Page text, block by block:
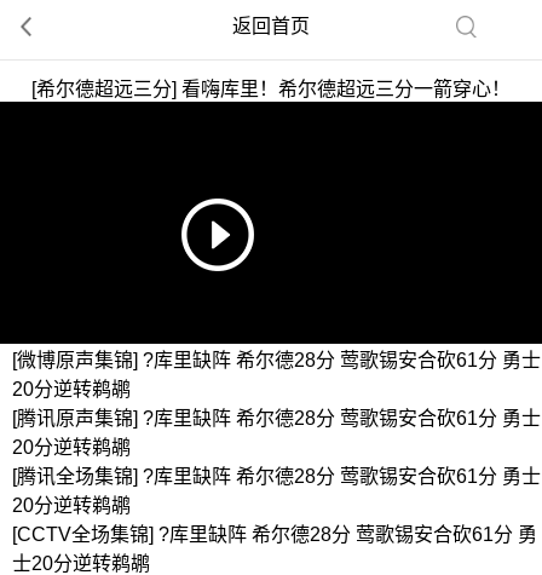
返回首页
[希尔德超远三分] 看嗨库里！希尔德超远三分一箭穿心！
[微博原声集锦] ?库里缺阵 希尔德28分 莺歌锡安合砍61分 勇士
20分逆转鹈鹕
[腾讯原声集锦] ?库里缺阵 希尔德28分 莺歌锡安合砍61分 勇士
20分逆转鹈鹕
[腾讯全场集锦] ?库里缺阵 希尔德28分 莺歌锡安合砍61分 勇士
20分逆转鹈鹕
[CCTV全场集锦] ?库里缺阵 希尔德28分 莺歌锡安合砍61分 勇
士20分逆转鹈鹕